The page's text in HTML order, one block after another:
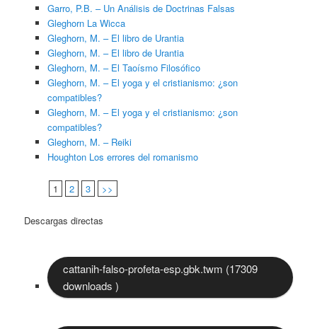
Garro, P.B. – Un Análisis de Doctrinas Falsas
Gleghorn La Wicca
Gleghorn, M. – El libro de Urantia
Gleghorn, M. – El libro de Urantia
Gleghorn, M. – El Taoísmo Filosófico
Gleghorn, M. – El yoga y el cristianismo: ¿son
compatibles?
Gleghorn, M. – El yoga y el cristianismo: ¿son
compatibles?
Gleghorn, M. – Reiki
Houghton Los errores del romanismo
1 2 3 >>
Descargas directas
cattanih-falso-profeta-esp.gbk.twm (17309
downloads )